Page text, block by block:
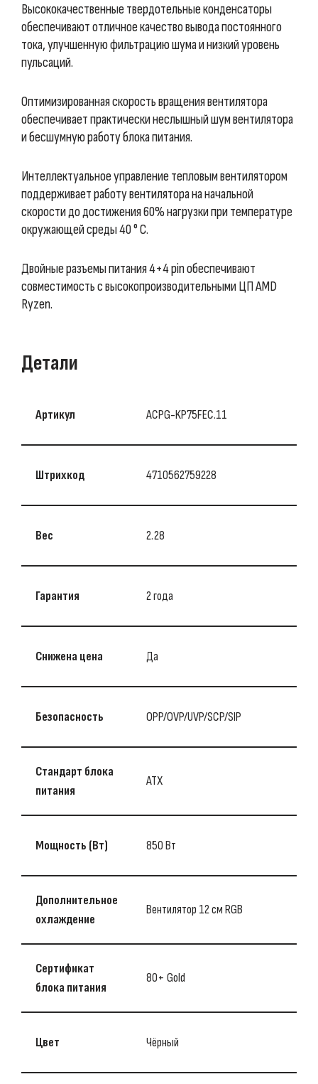
Высококачественные твердотельные конденсаторы
обеспечивают отличное качество вывода постоянного
тока, улучшенную фильтрацию шума и низкий уровень
пульсаций.
Оптимизированная скорость вращения вентилятора
обеспечивает практически неслышный шум вентилятора
и бесшумную работу блока питания.
Интеллектуальное управление тепловым вентилятором
поддерживает работу вентилятора на начальной
скорости до достижения 60% нагрузки при температуре
окружающей среды 40 ° C.
Двойные разъемы питания 4+4 pin обеспечивают
совместимость с высокопроизводительными ЦП AMD
Ryzen.
Детали
Артикул ACPG-KP75FEC.11
Штрихкод 4710562759228
Вес 2.28
Гарантия 2 года
Снижена цена Да
Безопасность OPP/OVP/UVP/SCP/SIP
Стандарт блока
питания
ATX
Мощность (Bт) 850 Вт
Дополнительное
охлаждение
Вентилятор 12 см RGB
Сертификат
блока питания
80+ Gold
Цвет Чёрный